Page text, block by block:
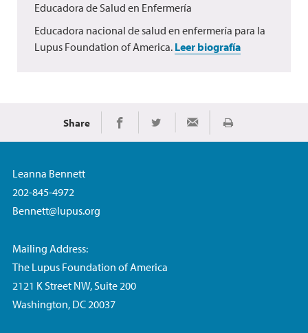
Educadora de Salud en Enfermería
Educadora nacional de salud en enfermería para la
Lupus Foundation of America. Leer biografía
Share Share on Facebook
Share on TwitterShare via EmailImprimir
Leanna Bennett
202-845-4972
Bennett@lupus.org
Mailing Address:
The Lupus Foundation of America
2121 K Street NW, Suite 200
Washington, DC 20037